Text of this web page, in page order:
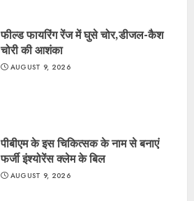
फील्ड फायरिंग रेंज में घुसे चोर,डीजल-कैश
चोरी की आशंका
AUGUST 9, 2026
पीबीएम के इस चिकित्सक के नाम से बनाएं
फर्जी इंश्योरेंस क्लेम के बिल
AUGUST 9, 2026